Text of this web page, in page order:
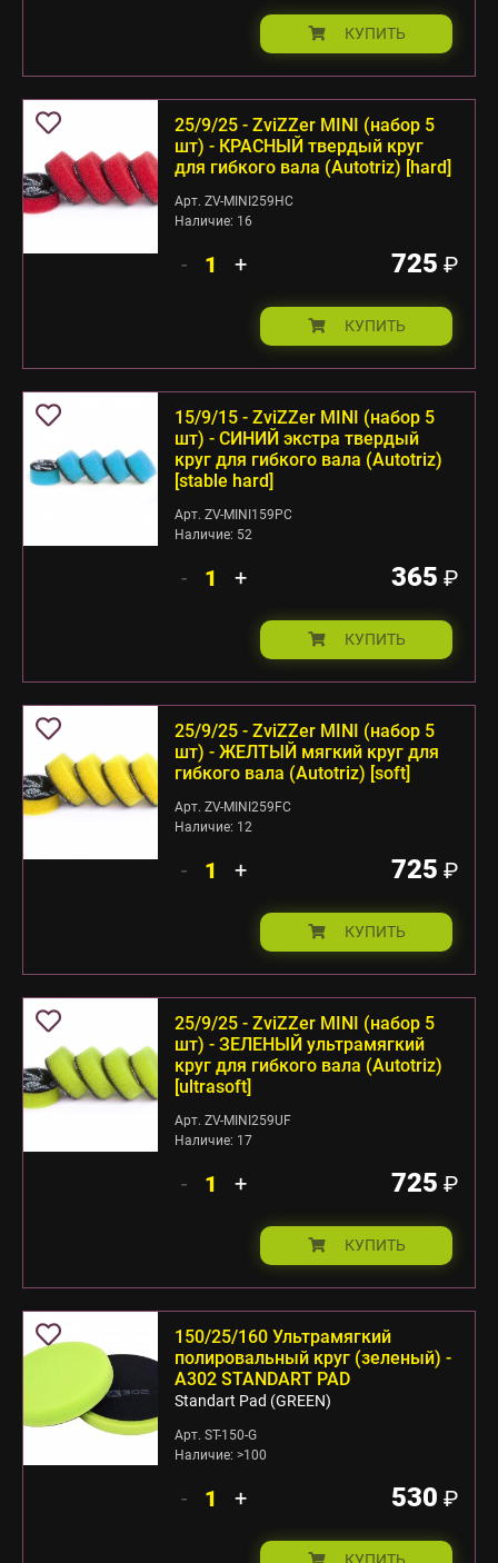
КУПИТЬ
25/9/25 - ZviZZer MINI (набор 5
шт) - КРАСНЫЙ твердый круг
для гибкого вала (Autotriz) [hard]
Арт. ZV-MINI259HC
Наличие: 16
- + 725 ₽
КУПИТЬ
15/9/15 - ZviZZer MINI (набор 5
шт) - СИНИЙ экстра твердый
круг для гибкого вала (Autotriz)
[stable hard]
Арт. ZV-MINI159PC
Наличие: 52
- + 365 ₽
КУПИТЬ
25/9/25 - ZviZZer MINI (набор 5
шт) - ЖЕЛТЫЙ мягкий круг для
гибкого вала (Autotriz) [soft]
Арт. ZV-MINI259FC
Наличие: 12
- + 725 ₽
КУПИТЬ
25/9/25 - ZviZZer MINI (набор 5
шт) - ЗЕЛЕНЫЙ ультрамягкий
круг для гибкого вала (Autotriz)
[ultrasoft]
Арт. ZV-MINI259UF
Наличие: 17
- + 725 ₽
КУПИТЬ
150/25/160 Ультрамягкий
полировальный круг (зеленый) -
А302 STANDART PAD
Standart Pad (GREEN)
Арт. ST-150-G
Наличие: >100
- + 530 ₽